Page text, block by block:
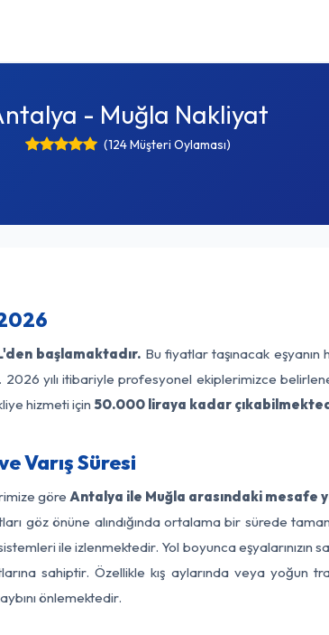
- Muğla Nakliyat
(124 Müşteri Oylaması)
başlamaktadır. Bu fiyatlar taşınacak
yılı itibariyle profesyonel ekiplerimizce
hizmeti için 50.000 liraya kadar
Varış Süresi
göre Antalya ile Muğla arasındaki mesafe
göz önüne alındığında ortalama bir sürede
ile izlenmektedir. Yol boyunca eşyalarınızın
sahiptir. Özellikle kış aylarında veya yoğun
önlemektedir.